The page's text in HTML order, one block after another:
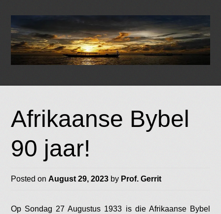
contentAfrikaanse Bybel
90 jaar!
Posted onAugust 29, 2023 by Prof. Gerrit
Op Sondag 27 Augustus 1933 is die Afrikaanse Bybel